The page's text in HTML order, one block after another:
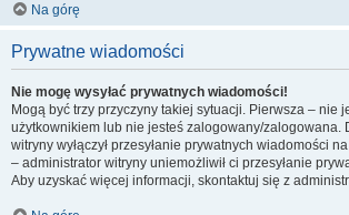
Na górę
Prywatne wiadomości
Nie mogę wysyłać prywatnych wiadomości!
Mogą być trzy przyczyny takiej sytuacji. Pierwsza – nie
użytkownikiem lub nie jesteś zalogowany/zalogowana.
witryny wyłączył przesyłanie prywatnych wiadomości
– administrator witryny uniemożliwił ci przesyłanie
Aby uzyskać więcej informacji, skontaktuj się z